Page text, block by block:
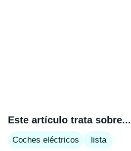
Este artículo trata sobre...
Coches eléctricos lista